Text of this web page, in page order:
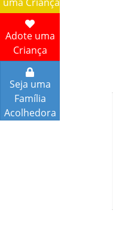
Adote uma
Criança
Seja uma
Família
Acolhedora